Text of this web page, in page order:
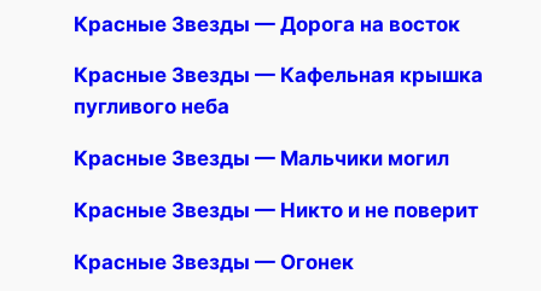
Красные Звезды — Дорога на восток
Красные Звезды — Кафельная крышка
пугливого неба
Красные Звезды — Мальчики могил
Красные Звезды — Никто и не поверит
Красные Звезды — Огонек